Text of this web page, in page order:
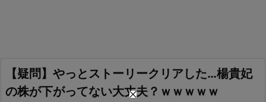
【疑問】やっとストーリークリアした…楊貴妃
の株が下がってない大丈夫？ｗｗｗｗｗ